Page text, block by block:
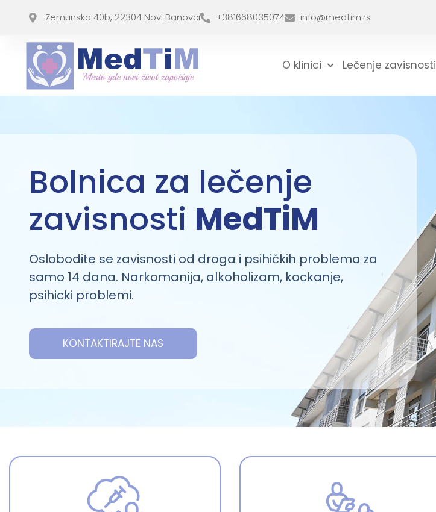
Zemunska 40b, 22304 Novi Banovci +381668035074 info@medtim.rs
O klinici Lečenje zavisnosti
Bolnica za lečenje
zavisnosti MedTiM
Oslobodite se zavisnosti od droga i psihičkih problema za
samo 14 dana. Narkomanija, alkoholizam, kockanje,
psihicki problemi.
KONTAKTIRAJTE NAS